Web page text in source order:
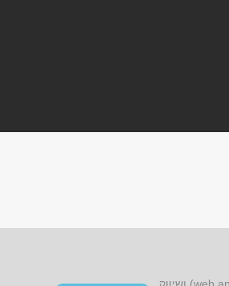
אתר זה עושה שימוש בקובצי cookies, לרבות קובצי cookies של צד שלישי, עבור שיפור הפונקציונליות, שיפור חוויית הגלישה, ניתוח התנהגות גולשים (web analytics) ושיווק